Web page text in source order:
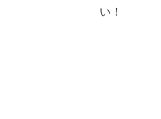
い！